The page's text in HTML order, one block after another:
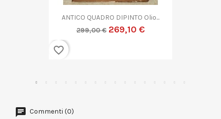
QUADRO DIPINTO ASTRATTO G....
299,00 € 269,10 €
Commenti (0)